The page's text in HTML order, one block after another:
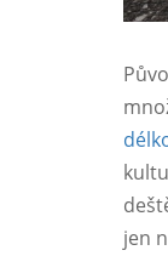
jen